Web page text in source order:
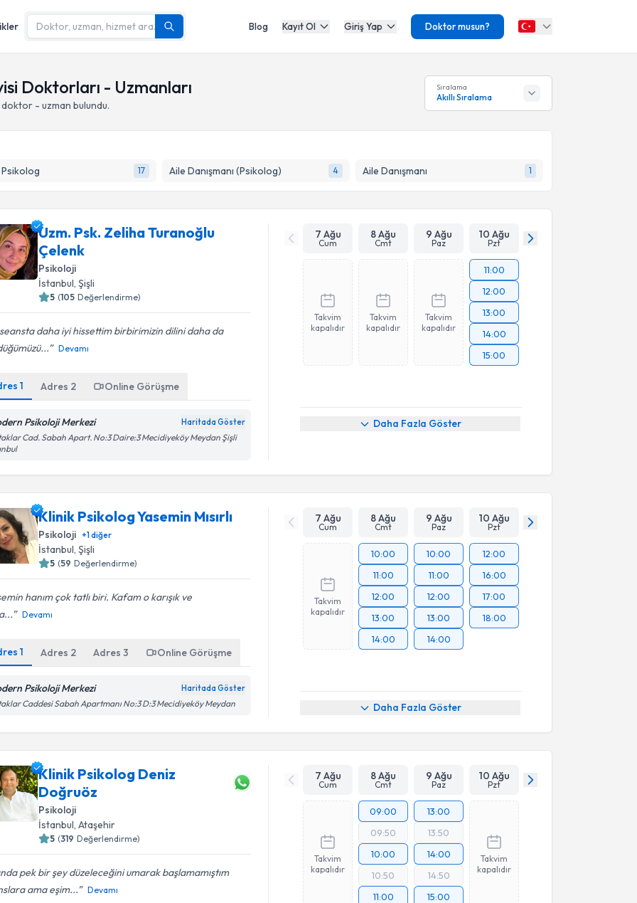
Blog Kayıt Ol Giriş Yap Doktor musun?
Doktorları - Uzmanları
- uzman bulundu.
Sıralama
Akıllı Sıralama
17 Aile Danışmanı (Psikolog) 4 Aile Danışmanı 1
Uzm. Psk. Zeliha Turanoğlu
Çelenk
Psikoloji
İstanbul,Şişli
5 (105 Değerlendirme)
daha iyi hissettim birbirimizin dilini daha da
Devamı
1 Adres 2 Online Görüşme
Psikoloji Merkezi Haritada Göster
Cad. Sabah Apart. No:3 Daire:3 Mecidiyeköy Meydan Şişli
7 Ağu
Cum
8 Ağu
Cmt
9 Ağu
Paz
10 Ağu
Pzt
Takvim
kapalıdır
Takvim
kapalıdır
Takvim
kapalıdır
11:00
12:00
13:00
14:00
15:00
Daha Fazla Göster
Klinik Psikolog Yasemin Mısırlı
Psikoloji +1diğer
İstanbul,Şişli
5 (59 Değerlendirme)
hanım çok tatlı biri. Kafam o karışık ve
Devamı
1 Adres 2 Adres3 Online Görüşme
Psikoloji Merkezi Haritada Göster
Caddesi Sabah Apartmanı No:3 D:3 Mecidiyeköy Meydan
7 Ağu
Cum
8 Ağu
Cmt
9 Ağu
Paz
10 Ağu
Pzt
Takvim
kapalıdır
10:00
11:00
12:00
13:00
14:00
10:00
11:00
12:00
13:00
14:00
12:00
16:00
17:00
18:00
Daha Fazla Göster
Klinik Psikolog Deniz
Doğruöz
Psikoloji
İstanbul ,Ataşehir
5 (319 Değerlendirme)
pek bir şey düzeleceğini umarak başlamamıştım
ama eşim...
Devamı
7 Ağu
Cum
8 Ağu
Cmt
9 Ağu
Paz
10 Ağu
Pzt
Takvim
kapalıdır
09:00
09:50
10:00
10:50
11:00
13:00
13:50
14:00
14:50
15:00
Takvim
kapalıdır